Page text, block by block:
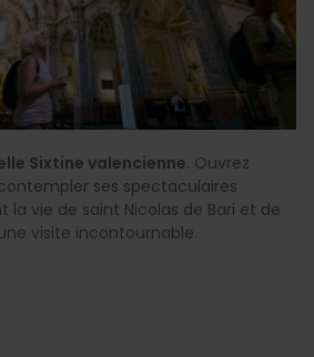
Sixtine valencienne. Ouvrez
ses spectaculaires
la vie de saint Nicolas de Bari et de
visite incontournable.